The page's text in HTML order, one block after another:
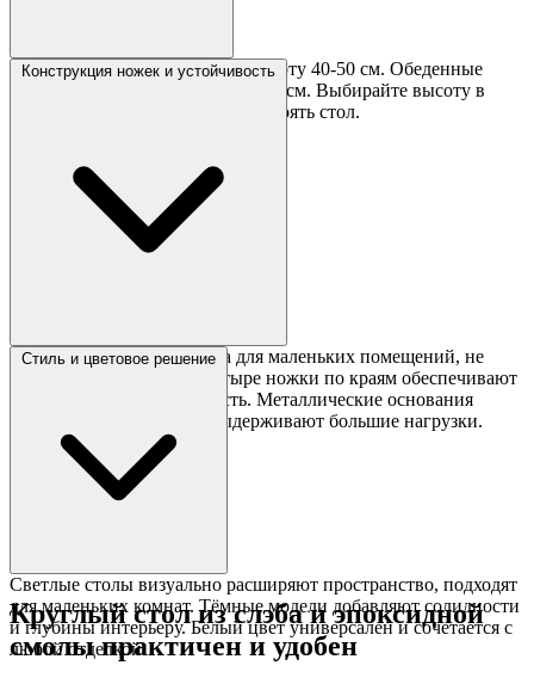
Журнальные столики имеют высоту 40-50 см. Обеденные
столы стандартной высоты 74-76 см. Выбирайте высоту в
зависимости от того, где будет стоять стол.
Конструкция ножек и устойчивость
Центральная ножка удобна для маленьких помещений, не
мешает ставить стулья. Четыре ножки по краям обеспечивают
максимальную устойчивость. Металлические основания
надёжнее деревянных и выдерживают большие нагрузки.
Стиль и цветовое решение
Светлые столы визуально расширяют пространство, подходят
для маленьких комнат. Тёмные модели добавляют солидности
и глубины интерьеру. Белый цвет универсален и сочетается с
любой отделкой.
Круглый стол из слэба и эпоксидной
смолы практичен и удобен